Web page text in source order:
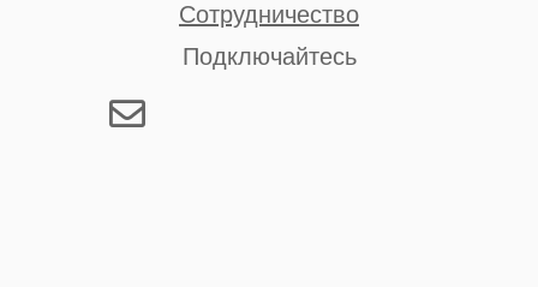
Сотрудничество
Подключайтесь